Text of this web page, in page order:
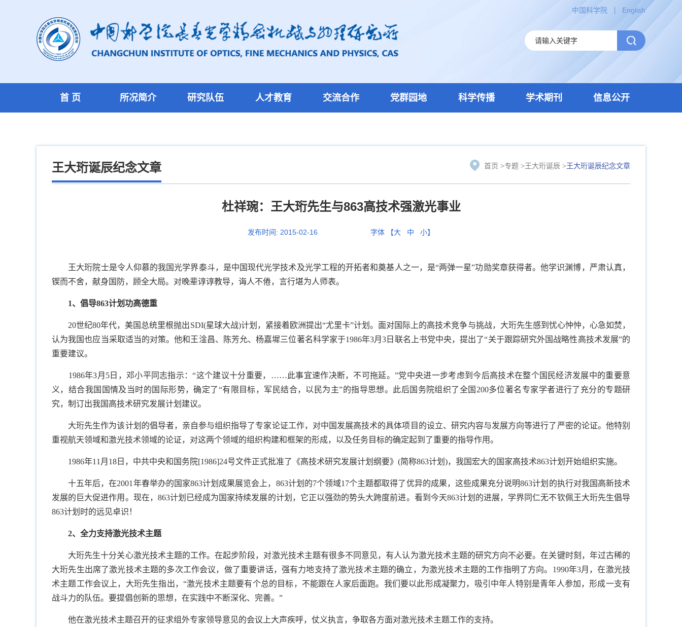
中国科学院 English
首 页 所况简介 研究队伍 人才教育 交流合作 党群园地 科学传播 学术期刊 信息公开
王大珩诞辰纪念文章 首页 >专题 >王大珩诞辰 >王大珩诞辰纪念文章
杜祥琬：王大珩先生与863高技术强激光事业
发布时间: 2015-02-16 字体 【大 中 小】
王大珩院士是令人仰慕的我国光学界泰斗，是中国现代光学技术及光学工程的开拓者和奠基人之一，是“两弹一星”功勋奖章获得者。他学识渊博，严肃认真，
锲而不舍，献身国防，顾全大局。对晚辈谆谆教导，诲人不倦，言行堪为人师表。
1、倡导863计划功高德重
20世纪80年代，美国总统里根抛出SDI(星球大战)计划，紧接着欧洲提出“尤里卡”计划。面对国际上的高技术竞争与挑战，大珩先生感到忧心忡忡，心急如焚，
认为我国也应当采取适当的对策。他和王淦昌、陈芳允、杨嘉墀三位著名科学家于1986年3月3 日联名上书党中央，提出了“关于跟踪研究外国战略性高技术发展”的
重要建议。
1986年3月 5日，邓小平同志指示：“这个建议十分重要，……此事宜速作决断，不可拖延。”党中央进一步考虑到今后高技术在整个国民经济发展中的重要意
义，结合我国国情及当时的国际形势，确定了“有限目标，军民结合，以民为主”的指导思想。此后国务院组织了全国 200多位著名专家学者进行了充分的专题研
究，制订出我国高技术研究发展计划建议。
大珩先生作为该计划的倡导者，亲自参与组织指导了专家论证工作，对中国发展高技术的具体项目的设立、研究内容与发展方向等进行了严密的论证。他特别
重视航天领域和激光技术领域的论证，对这两个领域的组织构建和框架的形成，以及任务目标的确定起到了重要的指导作用。
1986年11 月 18 日，中共中央和国务院[1986]24号文件正式批准了《高技术研究发展计划纲要》 (简称863计划 )，我国宏大的国家高技术863计划开始组织实施。
十五年后，在2001 年春举办的国家863计划成果展览会上， 863计划的7个领域17个主题都取得了优异的成果，这些成果充分说明863计划的执行对我国高新技术
发展的巨大促进作用。现在， 863计划已经成为国家持续发展的计划，它正以强劲的势头大跨度前进。看到今天863计划的进展，学界同仁无不钦佩王大珩先生倡导
863计划时的远见卓识！
2、全力支持激光技术主题
大珩先生十分关心激光技术主题的工作。在起步阶段，对激光技术主题有很多不同意见，有人认为激光技术主题的研究方向不必要。在关键时刻，年过古稀的
大珩先生出席了激光技术主题的多次工作会议，做了重要讲话，强有力地支持了激光技术主题的确立，为激光技术主题的工作指明了方向。 1990年3月，在激光技
术主题工作会议上，大珩先生指出，“激光技术主题要有个总的目标，不能跟在人家后面跑。我们要以此形成凝聚力，吸引中年人特别是青年人参加，形成一支有
战斗力的队伍。要提倡创新的思想，在实践中不断深化、完善。”
他在激光技术主题召开的征求组外专家领导意见的会议上大声疾呼，仗义执言，争取各方面对激光技术主题工作的支持。